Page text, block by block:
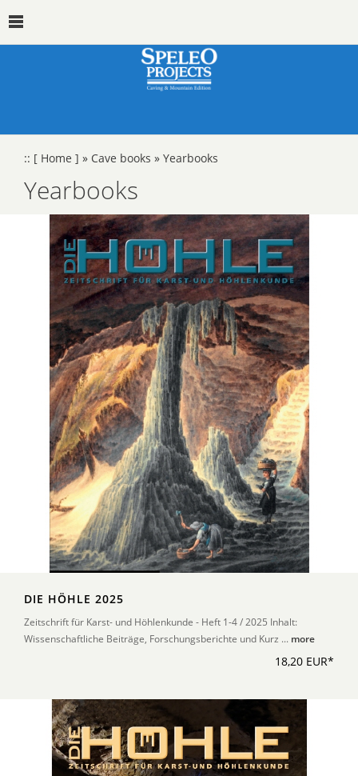
:: [ Home ] » Cave books » Yearbooks
Yearbooks
DIE HÖHLE 2025
Zeitschrift für Karst- und Höhlenkunde - Heft 1-4 / 2025 Inhalt:
Wissenschaftliche Beiträge, Forschungsberichte und Kurz ... more
18,20 EUR*